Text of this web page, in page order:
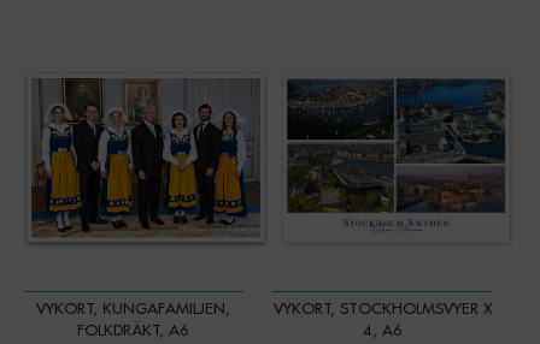
VYKORT, KUNGAFAMILJEN,
FOLKDRÄKT, A6
VYKORT, STOCKHOLMSVYER X
4, A6